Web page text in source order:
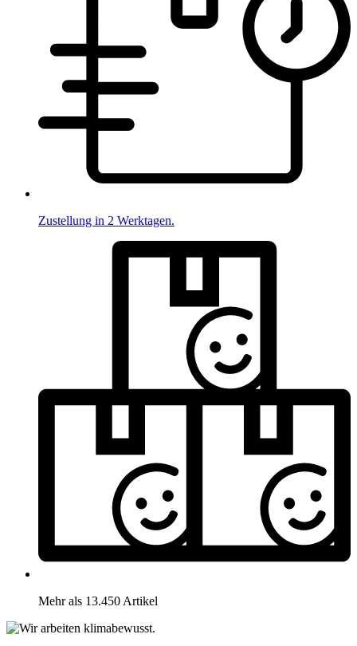
Zustellung in 2 Werktagen.
Mehr als 13.450 Artikel